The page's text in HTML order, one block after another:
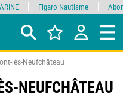
lès-Neufchâteau
NEUFCHÂTEAU
Figaro Nautisme